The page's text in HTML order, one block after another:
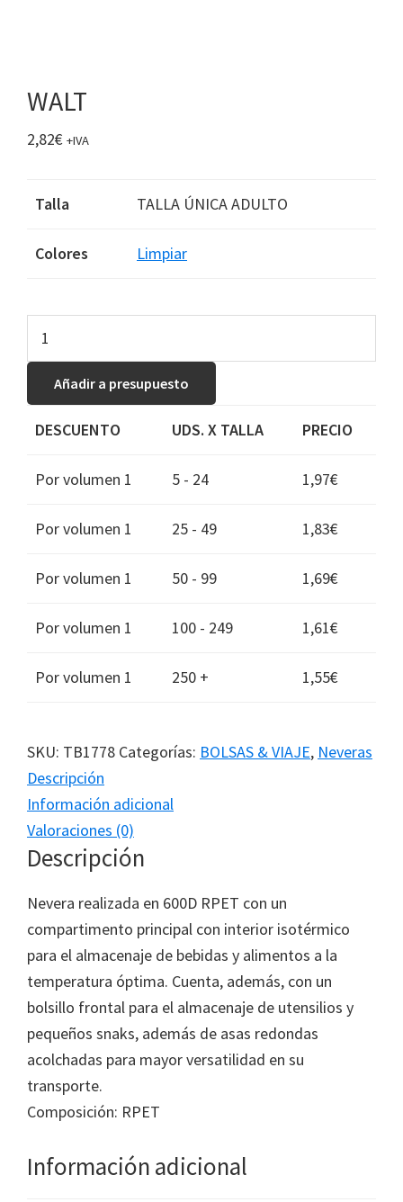
WALT
2,82€ +IVA
Talla TALLA ÚNICA ADULTO
Colores Limpiar
Añadir a presupuesto
DESCUENTO UDS. X TALLA PRECIO
Por volumen 1 5 - 24 1,97€
Por volumen 1 25 - 49 1,83€
Por volumen 1 50 - 99 1,69€
Por volumen 1 100 - 249 1,61€
Por volumen 1 250 + 1,55€
SKU: TB1778 Categorías: BOLSAS & VIAJE, Neveras
Descripción
Información adicional
Valoraciones (0)
Descripción
Nevera realizada en 600D RPET con un
compartimento principal con interior isotérmico
para el almacenaje de bebidas y alimentos a la
temperatura óptima. Cuenta, además, con un
bolsillo frontal para el almacenaje de utensilios y
pequeños snaks, además de asas redondas
acolchadas para mayor versatilidad en su
transporte.
Composición: RPET
Información adicional